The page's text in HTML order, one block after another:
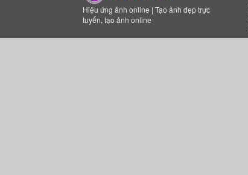
Hiệu ứng ảnh online | Tạo ảnh đẹp trực
tuyến, tạo ảnh online